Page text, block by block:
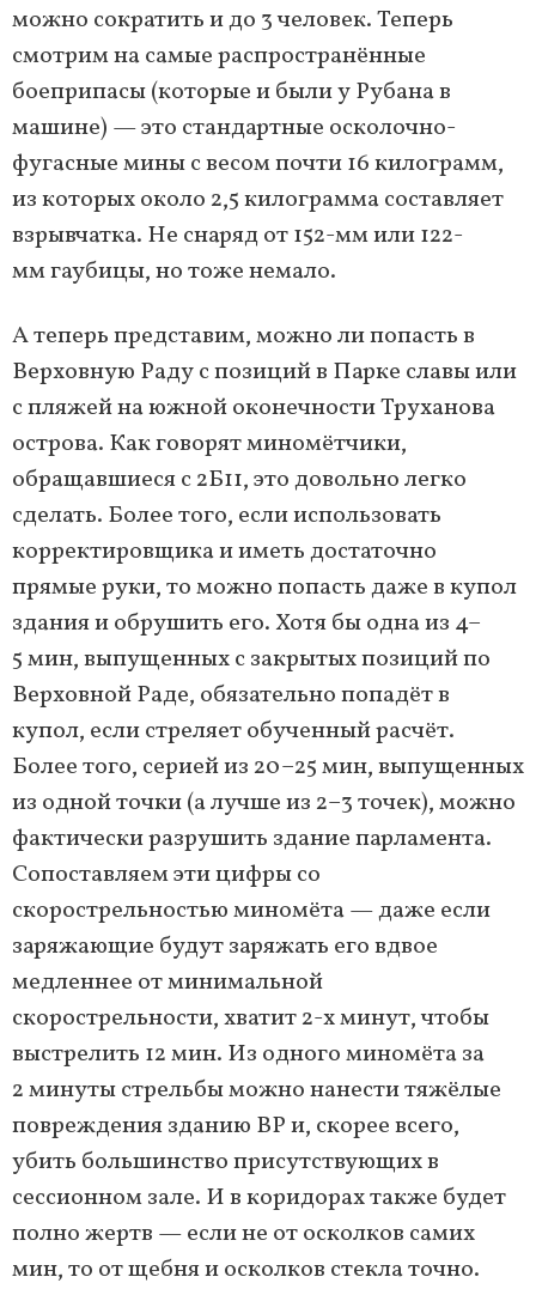
можно сократить и до 3 человек. Теперь
смотрим на самые распространённые
боеприпасы (которые и были у Рубана в
машине) — это стандартные осколочно-
фугасные мины с весом почти 16 килограмм,
из которых около 2,5 килограмма составляет
взрывчатка. Не снаряд от 152-мм или 122-
мм гаубицы, но тоже немало.
А теперь представим, можно ли попасть в
Верховную Раду с позиций в Парке славы или
с пляжей на южной оконечности Труханова
острова. Как говорят миномётчики,
обращавшиеся с 2Б11, это довольно легко
сделать. Более того, если использовать
корректировщика и иметь достаточно
прямые руки, то можно попасть даже в купол
здания и обрушить его. Хотя бы одна из 4–
5 мин, выпущенных с закрытых позиций по
Верховной Раде, обязательно попадёт в
купол, если стреляет обученный расчёт.
Более того, серией из 20–25 мин, выпущенных
из одной точки (а лучше из 2–3 точек), можно
фактически разрушить здание парламента.
Сопоставляем эти цифры со
скорострельностью миномёта — даже если
заряжающие будут заряжать его вдвое
медленнее от минимальной
скорострельности, хватит 2-х минут, чтобы
выстрелить 12 мин. Из одного миномёта за
2 минуты стрельбы можно нанести тяжёлые
повреждения зданию ВР и, скорее всего,
убить большинство присутствующих в
сессионном зале. И в коридорах также будет
полно жертв — если не от осколков самих
мин, то от щебня и осколков стекла точно.